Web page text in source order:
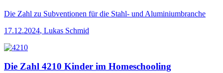
Die Zahl zu Subventionen für die Stahl- und Aluminiumbranche
17.12.2024, Lukas Schmid
Die Zahl 4210 Kinder im Homeschooling